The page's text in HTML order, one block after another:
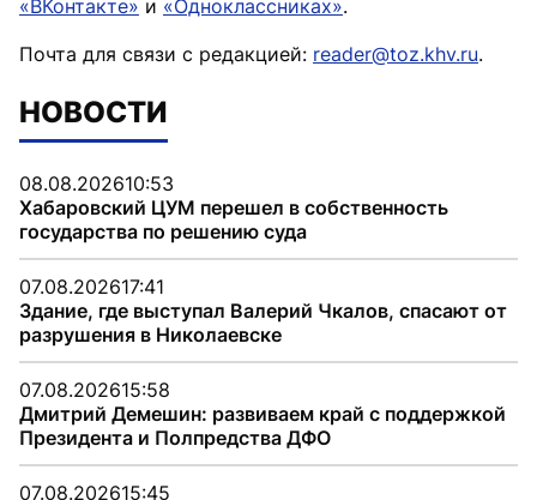
«ВКонтакте» и «Одноклассниках».
Почта для связи с редакцией: reader@toz.khv.ru.
НОВОСТИ
08.08.202610:53
Хабаровский ЦУМ перешел в собственность
государства по решению суда
07.08.202617:41
Здание, где выступал Валерий Чкалов, спасают от
разрушения в Николаевске
07.08.202615:58
Дмитрий Демешин: развиваем край с поддержкой
Президента и Полпредства ДФО
07.08.202615:45